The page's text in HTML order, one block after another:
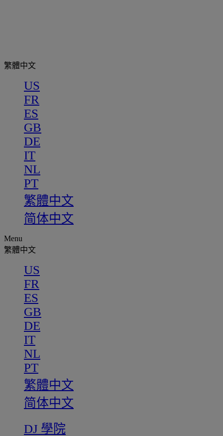
繁體中文
US
FR
ES
GB
DE
IT
NL
PT
繁體中文
简体中文
Menu
繁體中文
US
FR
ES
GB
DE
IT
NL
PT
繁體中文
简体中文
DJ 學院